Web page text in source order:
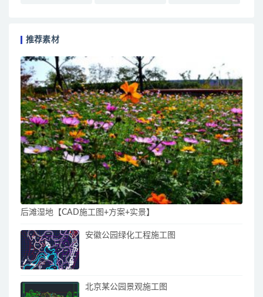
推荐素材
后滩湿地【CAD施工图+方案+实景】
安徽公园绿化工程施工图
北京某公园景观施工图